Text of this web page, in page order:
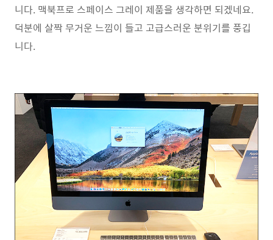
니다. 맥북프로 스페이스 그레이 제품을 생각하면 되겠네요.
덕분에 살짝 무거운 느낌이 들고 고급스러운 분위기를 풍깁
니다.